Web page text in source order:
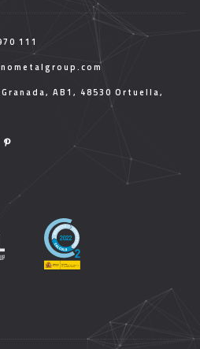
111
AB1, 48530 Ortuella,